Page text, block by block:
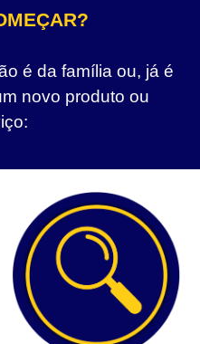
é da família ou, já é
novo produto ou